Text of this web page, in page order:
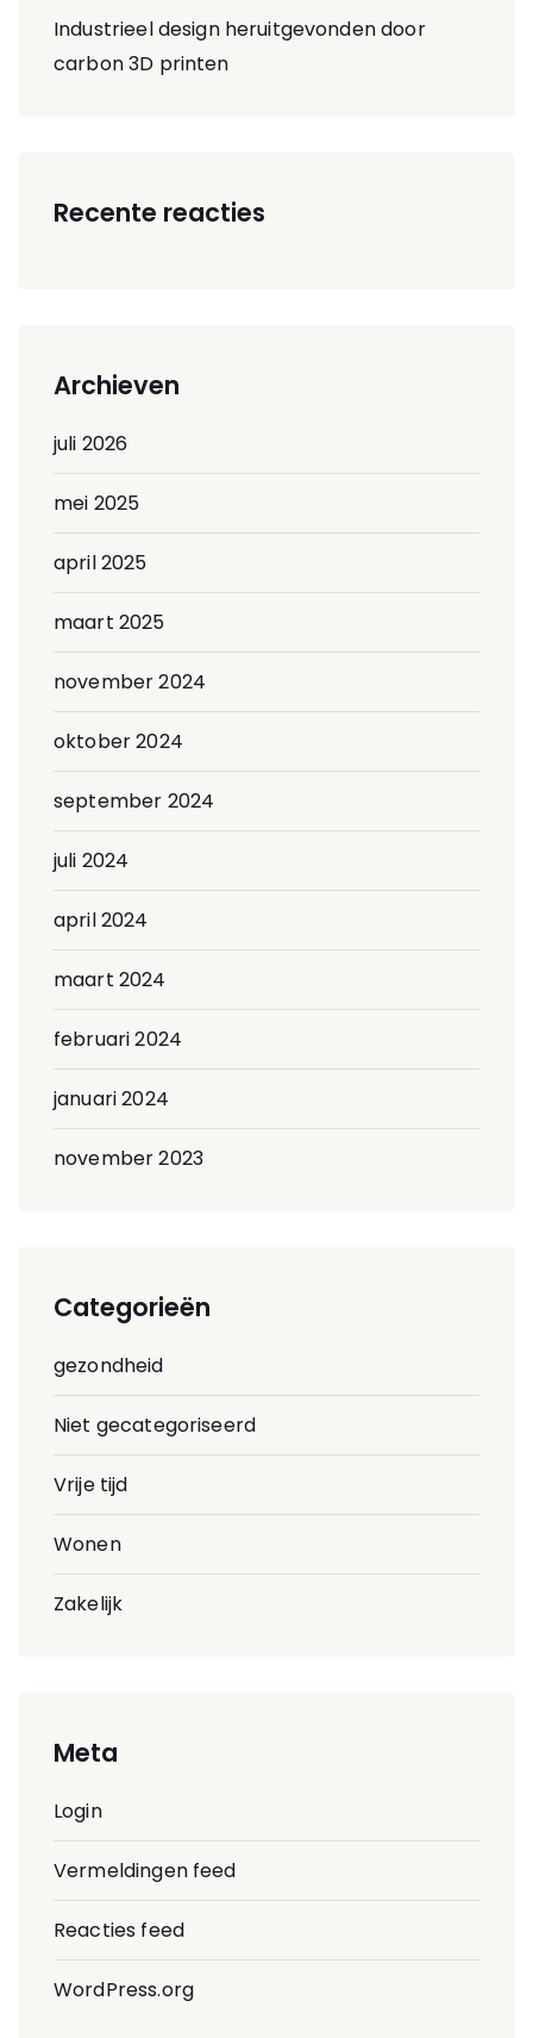
Industrieel design heruitgevonden door
carbon 3D printen
Recente reacties
Archieven
juli 2026
mei 2025
april 2025
maart 2025
november 2024
oktober 2024
september 2024
juli 2024
april 2024
maart 2024
februari 2024
januari 2024
november 2023
Categorieën
gezondheid
Niet gecategoriseerd
Vrije tijd
Wonen
Zakelijk
Meta
Login
Vermeldingen feed
Reacties feed
WordPress.org